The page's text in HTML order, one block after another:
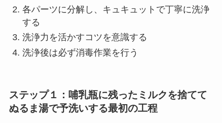
各パーツに分解し、キュキュットで丁寧に洗浄
する
洗浄力を活かすコツを意識する
洗浄後は必ず消毒作業を行う
ステップ１：哺乳瓶に残ったミルクを捨てて
ぬるま湯で予洗いする最初の工程